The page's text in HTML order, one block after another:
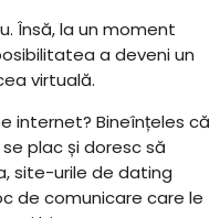
Însă, la un moment
a deveni un
virtuală.
internet? Bineînțeles că
plac și doresc să
site-urile de dating
de comunicare care le